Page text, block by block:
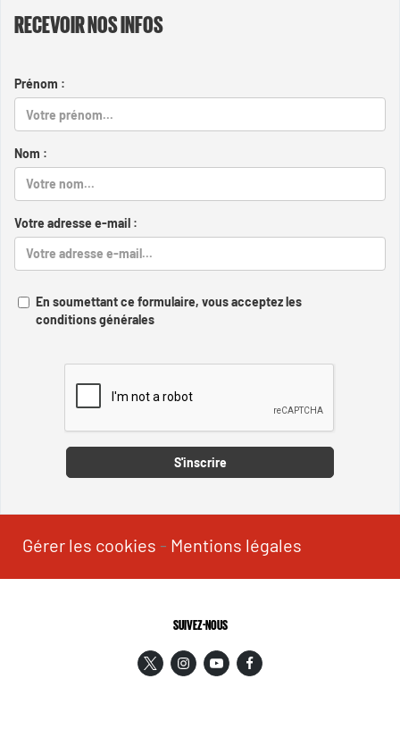
RECEVOIR NOS INFOS
Prénom :
Nom :
Votre adresse e-mail :
En soumettant ce formulaire, vous acceptez les
conditions générales
S'inscrire
Gérer les cookies - Mentions légales
SUIVEZ-NOUS